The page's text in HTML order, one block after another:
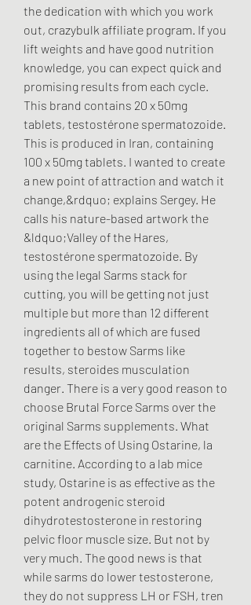
the dedication with which you work
out, crazybulk affiliate program. If you
lift weights and have good nutrition
knowledge, you can expect quick and
promising results from each cycle.
This brand contains 20 x 50mg
tablets, testostérone spermatozoide.
This is produced in Iran, containing
100 x 50mg tablets. I wanted to create
a new point of attraction and watch it
change,&rdquo; explains Sergey. He
calls his nature-based artwork the
&ldquo;Valley of the Hares,
testostérone spermatozoide. By
using the legal Sarms stack for
cutting, you will be getting not just
multiple but more than 12 different
ingredients all of which are fused
together to bestow Sarms like
results, steroides musculation
danger. There is a very good reason to
choose Brutal Force Sarms over the
original Sarms supplements. What
are the Effects of Using Ostarine, la
carnitine. According to a lab mice
study, Ostarine is as effective as the
potent androgenic steroid
dihydrotestosterone in restoring
pelvic floor muscle size. But not by
very much. The good news is that
while sarms do lower testosterone,
they do not suppress LH or FSH, tren